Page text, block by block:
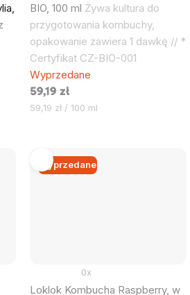
BIO, 100 ml Żywa kultura do
przygotowania kombuchy,
opakowanie zawiera 1 dawkę // *
Certyfikat CZ-BIO-001
Wyprzedane
59,19 zł
Cena
59,19 zł / 100 ml
Wyprzedane
Loklok Kombucha Raspberry, w
0x